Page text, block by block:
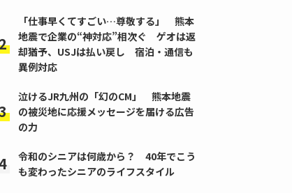
「仕事早くてすごい…尊敬する」 熊本
地震で企業の“神対応”相次ぐ ゲオは返
却猶予、USJは払い戻し 宿泊・通信も
異例対応
泣けるJR九州の「幻のCM」 熊本地震
の被災地に応援メッセージを届ける広告
の力
令和のシニアは何歳から？ 40年でこう
も変わったシニアのライフスタイル